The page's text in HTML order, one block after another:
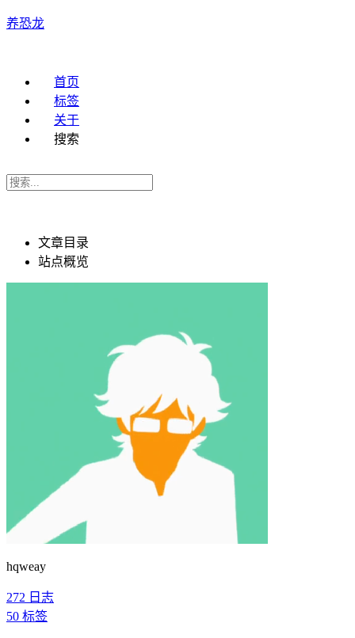
养恐龙
首页
标签
关于
搜索
文章目录
站点概览
hqweay
272 日志
50 标签